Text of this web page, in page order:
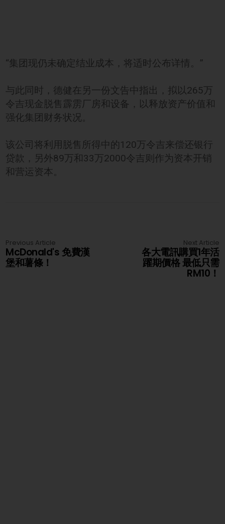
“集团现仍未确定结业成本，将适时公布详情。”
与此同时，德健在另一份文告中指出，拟以265万
令吉现金脱售霹雳厂房和设备，以释放资产价值和
强化集团财务状况。
该公司将利用脱售所得中的120万令吉来偿还银行
贷款，另外89万和33万2000令吉则作为资本开销
和营运资本。
Previous Article
McDonald's 免費漢
堡和薯條！
Next Article
各大電訊購買1年活
躍期價格 最低只需
RM10！